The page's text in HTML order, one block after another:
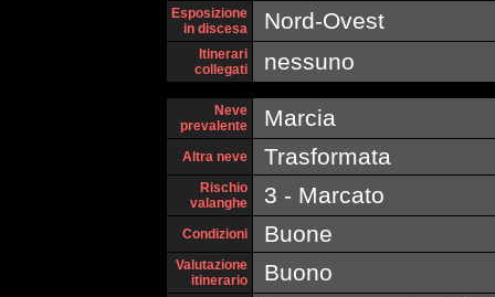
Esposizione
in discesa
Nord-Ovest
Itinerari
collegati
nessuno
Neve
prevalente
Marcia
Altra neve Trasformata
Rischio
valanghe
3 - Marcato
Condizioni Buone
Valutazione
itinerario
Buono